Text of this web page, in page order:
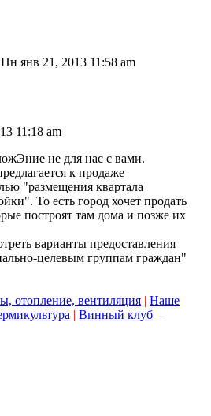
Пн янв 21, 2013 11:58 am
11:18 am
не для нас с вами.
к продаже
"размещения квартала
То есть город хочет продать
построят там дома и позже их
варианты предоставления
целевым группам граждан"
отопление, вентиляция | Наше
| Винный клуб